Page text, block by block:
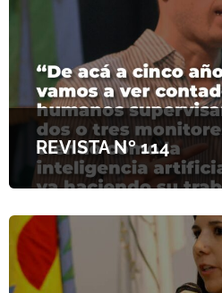
REVISTA Nº 114